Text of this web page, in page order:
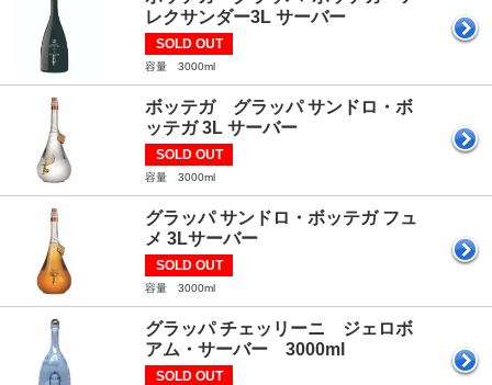
レクサンダー3L サーバー
SOLD OUT
容量 3000ml
ボッテガ グラッパ サンドロ・ボ
ッテガ 3L サーバー
SOLD OUT
容量 3000ml
グラッパ サンドロ・ボッテガ フュ
メ 3Lサーバー
SOLD OUT
容量 3000ml
グラッパ チェッリーニ ジェロボ
アム・サーバー 3000ml
SOLD OUT